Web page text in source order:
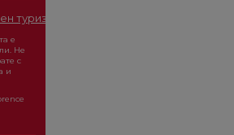
туризъм
е
Не
с
и